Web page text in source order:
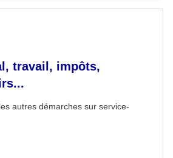
travail, impôts,
autres démarches sur service-